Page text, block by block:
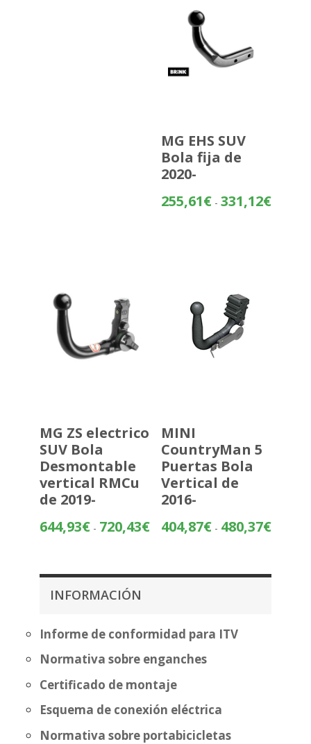
MG EHS SUV
Bola fija de
2020-
255,61€ - 331,12€Rango
MG ZS electrico
SUV Bola
Desmontable
vertical RMCu
de 2019-
644,93€ - 720,43€Rango
MINI
CountryMan 5
Puertas Bola
Vertical de
2016-
404,87€ - 480,37€Rango
INFORMACIÓN
Informe de conformidad para ITV
Normativa sobre enganches
Certificado de montaje
Esquema de conexión eléctrica
Normativa sobre portabicicletas